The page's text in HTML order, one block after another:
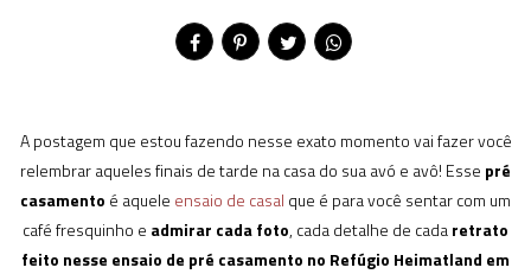
A postagem que estou fazendo nesse exato momento vai fazer você
relembrar aqueles finais de tarde na casa do sua avó e avô! Esse pré
casamento é aquele ensaio de casal que é para você sentar com um
café fresquinho e admirar cada foto, cada detalhe de cadaretrato
feito nesse ensaio de pré casamento no Refúgio Heimatland em